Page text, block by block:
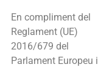
En compliment del
Reglament (UE)
2016/679 del
Parlament Europeu i